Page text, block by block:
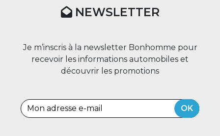
NEWSLETTER
Je m’inscris à la newsletter Bonhomme pour
recevoir les informations automobiles et
découvrir les promotions
OK